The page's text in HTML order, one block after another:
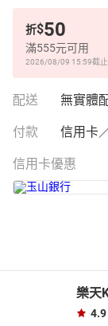
折$50
滿555元可用
2026/08/09 15:59截止
配送 無實體
付款 信用卡
信用卡優惠
樂天
4.9